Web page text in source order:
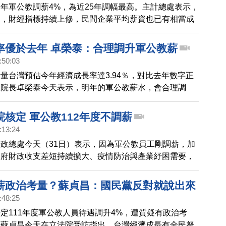
軍公教調薪4%，為近25年調幅最高。主計總處表示，
財經指標持續上修，民間企業平均薪資也已有相當成
軍公教人員防疫辛勞，因此決定調升軍公教薪資。預
億元。
優於去年 卓榮泰：合理調升軍公教薪
台灣預估今年經濟成長率達3.94％，對比去年數字正
長卓榮泰今天表示，明年的軍公教薪水，會合理調
到帶頭作用，呼籲民間也能一同調薪。
核定 軍公教112年度不調薪
總處今天（31日）表示，因為軍公教員工剛調薪，加
財政收支差短持續擴大、疫情防治與產業紓困需要，
年度軍公教員工待遇，並簽奉行政院核定。人事行政
過媒體群組表示，經行政院核定，不予調整112年度
。
政治考量？蘇貞昌：國民黨反對就說出來
111年度軍公教人員待遇調升4%，遭質疑有政治考